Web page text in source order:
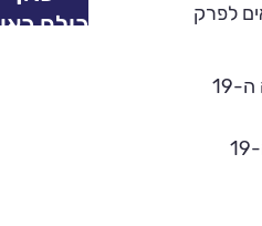
כולם כאן
לפרק
הלאומיות המודרנית באירופה במאה ה-19